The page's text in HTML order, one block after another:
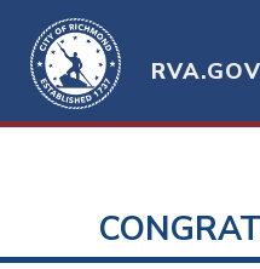
RVA.GOV